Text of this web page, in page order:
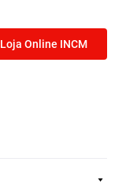
Loja Online INCM